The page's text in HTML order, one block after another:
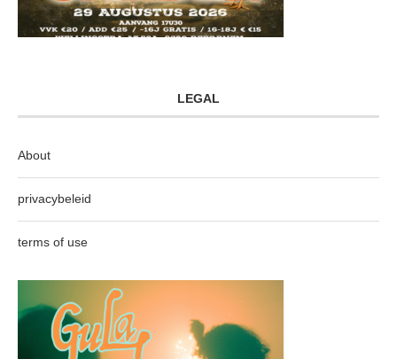
LEGAL
About
privacybeleid
terms of use